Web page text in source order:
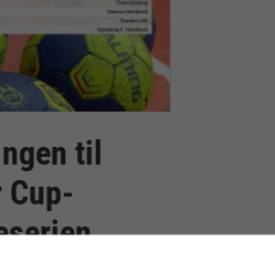
til
Cup-